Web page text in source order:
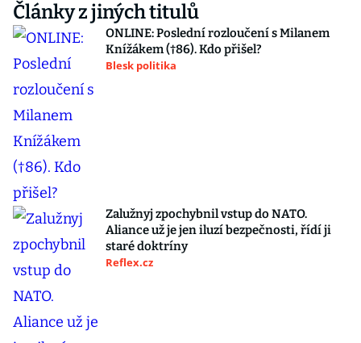
Články z jiných titulů
ONLINE: Poslední rozloučení s Milanem
Knížákem (†86). Kdo přišel?
Blesk politika
Zalužnyj zpochybnil vstup do NATO.
Aliance už je jen iluzí bezpečnosti, řídí ji
staré doktríny
Reflex.cz